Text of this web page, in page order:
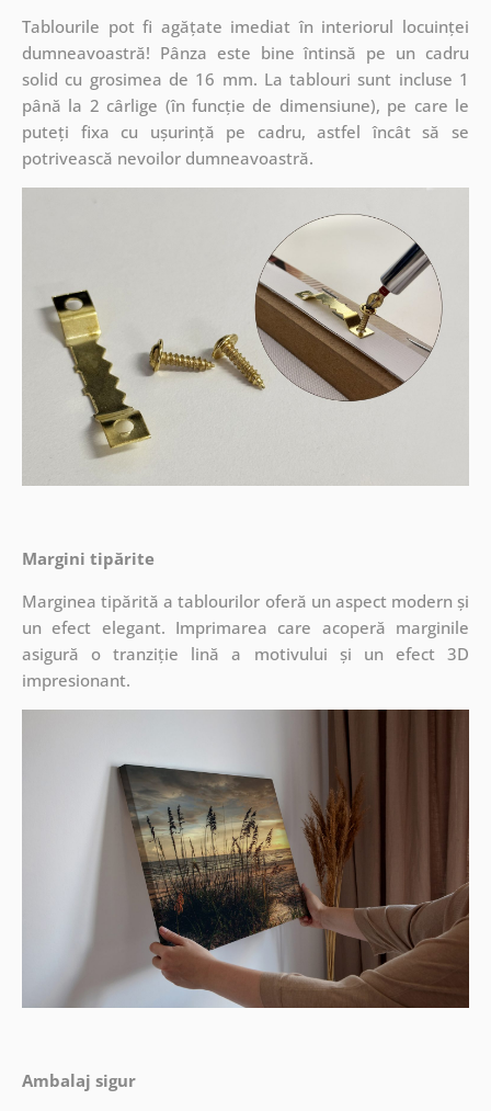
Tablourile pot fi agățate imediat în interiorul locuinței
dumneavoastră! Pânza este bine întinsă pe un cadru
solid cu grosimea de 16 mm. La tablouri sunt incluse 1
până la 2 cârlige (în funcție de dimensiune), pe care le
puteți fixa cu ușurință pe cadru, astfel încât să se
potrivească nevoilor dumneavoastră.
Margini tipărite
Marginea tipărită a tablourilor oferă un aspect modern și
un efect elegant. Imprimarea care acoperă marginile
asigură o tranziție lină a motivului și un efect 3D
impresionant.
Ambalaj sigur